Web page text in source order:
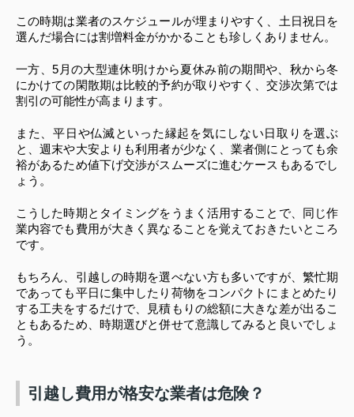
この時期は業者のスケジュールが埋まりやすく、土日祝日を
選んだ場合には割増料金がかかることも珍しくありません。
一方、5月の大型連休明けから夏休み前の期間や、秋から冬
にかけての閑散期は比較的予約が取りやすく、交渉次第では
割引の可能性が高まります。
また、平日や仏滅といった縁起を気にしない日取りを選ぶ
と、週末や大安よりも利用者が少なく、業者側にとっても余
裕があるため値下げ交渉がスムーズに進むケースもあるでし
ょう。
こうした時期とタイミングをうまく活用することで、同じ作
業内容でも費用が大きく異なることを覚えておきたいところ
です。
もちろん、引越しの時期を選べない方も多いですが、繁忙期
であっても平日に集中したり荷物をコンパクトにまとめたり
する工夫をするだけで、見積もりの総額に大きな差が出るこ
ともあるため、時期選びと併せて意識してみると良いでしょ
う。
引越し費用が格安な業者は危険？